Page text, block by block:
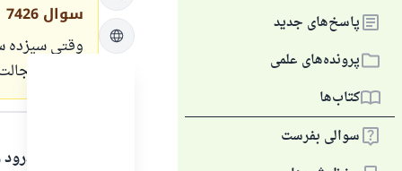
پاسخ‌های جدید
پرونده‌های علمی
کتاب‌ها
سوالی بفرست
سوال 7426
وقتی سیزده
از روی
الحمدلله و